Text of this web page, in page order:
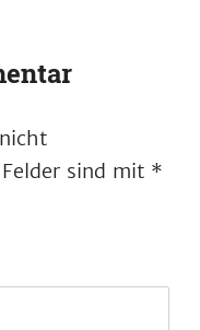
sind mit *